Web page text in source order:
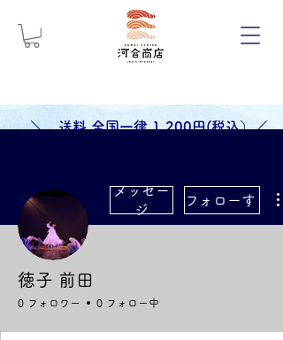
＼ 送料 全国一律 1,200円(税込）／
メッセー
ジ
フォローする
徳子 前田
0 フォロワー 0 フォロー中